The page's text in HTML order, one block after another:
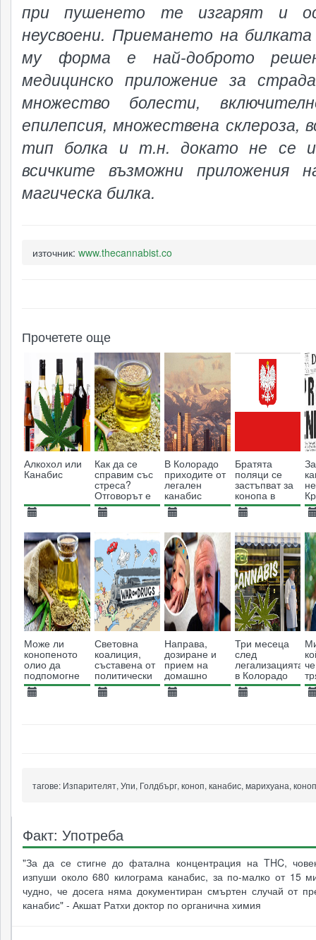
при пушенето те изгарят и
неусвоени. Приемането на
му форма е най-доброто
медицинско приложение за
множество болести,
епилепсия, множествена склероза,
тип болка и т.н. докато не се
всичките възможни приложения
магическа билка.
източник: www.thecannabist.co
Прочетете още
Алкохол или
Канабис
11606
Как да се
справим със
стреса?
Отговорът е
конопено
масло
3724
В Колорадо
приходите от
легален
канабис
надминават
тези от
8632
Братята
поляци се
застъпват за
конопа в
България
6957
Може ли
конопеното
олио да
подпомогне
отслабването?
Световна
коалиция,
съставена от
политически
и обществени
фигури,
Направа,
дозиране и
прием на
домашно
конопено
масло според
Три месеца
след
легализацията
в Колорадо
тагове: Изпарителят, Упи, Голдбърг, коноп, канабис, марихуана,
Факт: Употреба
"За да се стигне до фатална концентрация на THC,
изпуши около 680 килограма канабис, за по-малко от 15
чудно, че досега няма документиран смъртен случай от
канабис" - Акшат Ратхи доктор по органична химия